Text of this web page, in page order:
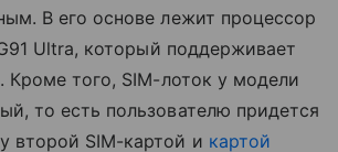
В его основе лежит процессор
Ultra, который поддерживает
Кроме того, SIM-лоток у модели
то есть пользователю придется
второй SIM-картой и картой